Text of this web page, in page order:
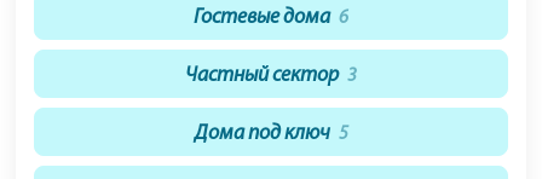
Гостевые дома 6
Частный сектор 3
Дома под ключ 5